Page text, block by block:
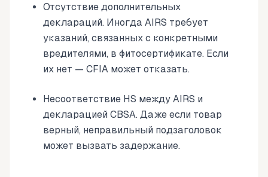
Отсутствие дополнительных
деклараций. Иногда AIRS требует
указаний, связанных с конкретными
вредителями, в фитосертификате. Если
их нет — CFIA может отказать.
Несоответствие HS между AIRS и
декларацией CBSA. Даже если товар
верный, неправильный подзаголовок
может вызвать задержание.